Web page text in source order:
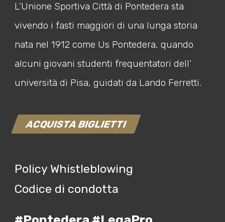
L’Unione Sportiva Città di Pontedera sta
vivendo i fasti maggiori di una lunga storia
nata nel 1912 come Us Pontedera, quando
alcuni giovani studenti frequentatori dell’
università di Pisa, guidati da Lando Ferretti.
ACQUISTA BIGLIETTI
Policy Whistleblowing
Codice di condotta